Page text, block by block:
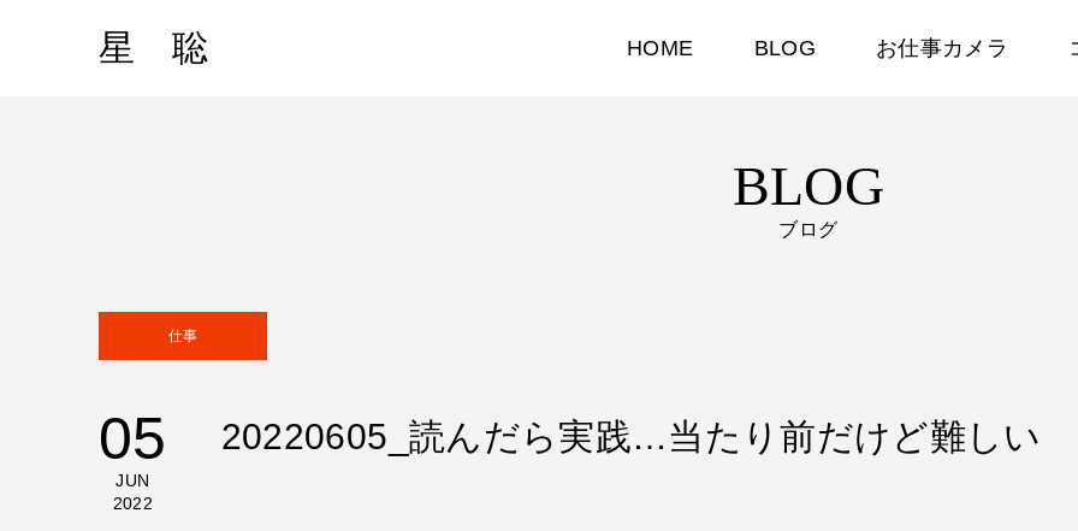
星 聡 HOME BLOG お仕事カメラ
BLOG
ブログ
仕事
05
JUN
2022
20220605_読んだら実践…当たり前だけど難しい